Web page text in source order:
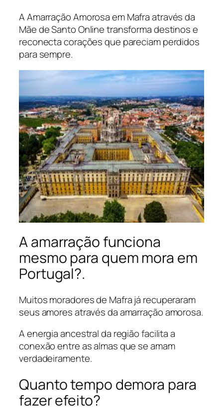
A Amarração Amorosa em Mafra através da
Mãe de Santo Online transforma destinos e
reconecta corações que pareciam perdidos
para sempre.
A amarração funciona
mesmo para quem mora em
Portugal?.
Muitos moradores de Mafra já recuperaram
seus amores através da amarração amorosa.
A energia ancestral da região facilita a
conexão entre as almas que se amam
verdadeiramente.
Quanto tempo demora para
fazer efeito?